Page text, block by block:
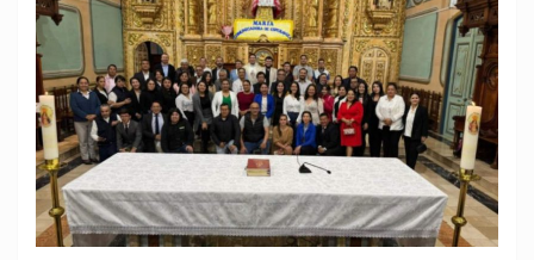
e
b
o
o
k
t
s
A
p
p
e
g
r
a
m
y
L
i
n
k
p
a
r
t
i